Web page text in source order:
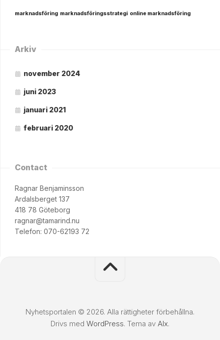
marknadsföring marknadsföringsstrategi online marknadsföring
Arkiv
november 2024
juni 2023
januari 2021
februari 2020
Contact
Ragnar Benjaminsson
Ardalsberget 137
418 78 Göteborg
ragnar@tamarind.nu
Telefon: 070-62193 72
Nyhetsportalen © 2026. Alla rättigheter förbehållna.
Drivs med WordPress. Tema av Alx.